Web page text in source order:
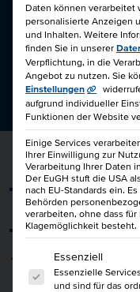
13 Ergebnisse
Daten können verarbeitet
personalisierte Anzeigen
und Inhalten. Weitere
finden Sie in unserer
Verpflichtung, in die
Angebot zu nutzen. Sie
Einstellungen
aufgrund individueller
Funktionen der Website
Einige Services
Ihrer Einwilligung zur
Verarbeitung Ihrer Daten
Der EuGH stuft die USA
nach EU-Standards ein.
Behörden
verarbeiten, ohne dass
Klagemöglichkeit besteht.
Es folgt eine Liste
Essenziell
Essenzielle
und sind für das